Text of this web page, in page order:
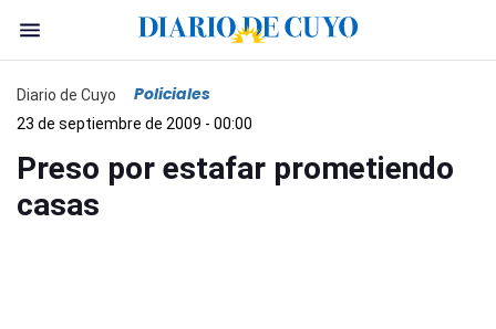
Diario de Cuyo Policiales
23 de septiembre de 2009 - 00:00
Preso por estafar prometiendo
casas